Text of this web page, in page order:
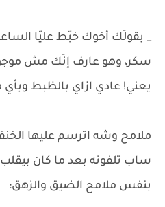
سكر، وهو عارف إنَك مش
يعني! عادي ازاي بالظبط
ملامح وشه اترسم عليها
ساب تلفونه بعد ما كان
بنفس ملامح الضيق والزهق: